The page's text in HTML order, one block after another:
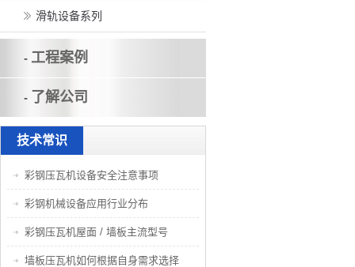
滑轨设备系列
- 工程案例
- 了解公司
技术常识
彩钢压瓦机设备安全注意事项
彩钢机械设备应用行业分布
彩钢压瓦机屋面 / 墙板主流型号
墙板压瓦机如何根据自身需求选择